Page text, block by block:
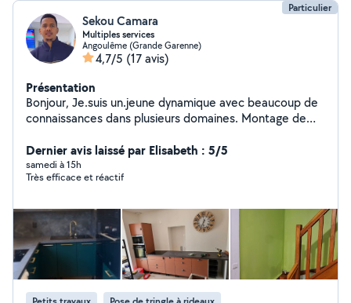
Particulier
Sekou Camara
Multiples services
Angoulême (Grande Garenne)
4,7/5 (17 avis)
Présentation
Bonjour, Je.suis un.jeune dynamique avec beaucoup de
connaissances dans plusieurs domaines. Montage de
abri jardin Changement de serrure Déménagement
Récupération de colis dans buts/conforama/castorama
etc....
Dernier avis laissé par Elisabeth : 5/5
samedi à 15h
Très efficace et réactif